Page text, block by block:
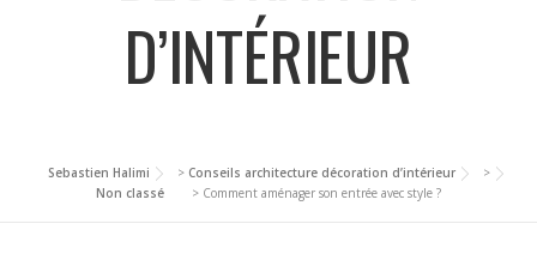
D’INTÉRIEUR
Sebastien Halimi > Conseils architecture décoration d’intérieur
>
Non classé
> Comment aménager son entrée avec style ?